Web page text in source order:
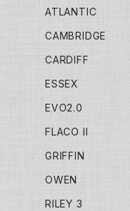
ATLANTIC
CAMBRIDGE
CARDIFF
ESSEX
EVO2.0
FLACO II
GRIFFIN
OWEN
RILEY 3